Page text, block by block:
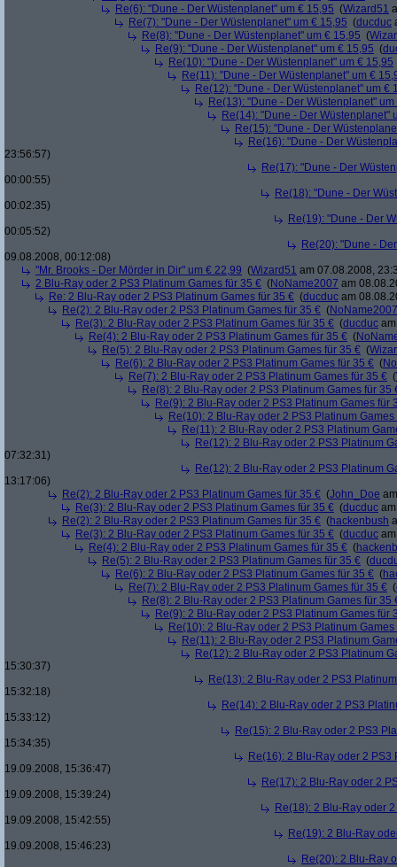
Re(6): "Dune - Der Wüstenplanet" um € 15,95 (Wizard51
Re(7): "Dune - Der Wüstenplanet" um € 15,95 (ducduc
Re(8): "Dune - Der Wüstenplanet" um € 15,95 (
Re(9): "Dune - Der Wüstenplanet" um € 15,95 (
Re(10): "Dune - Der Wüstenplanet" um € 15,95
Re(11): "Dune - Der Wüstenplanet" um €
Re(12): "Dune - Der Wüstenplanet" um €
Re(13): "Dune - Der Wüstenplanet"
Re(14): "Dune - Der Wüstenplanet"
Re(15): "Dune - Der
Re(16): "Dune - Der
23:56:57)
Re(17): "Dune - Der
00:00:55)
Re(18): "Dune - Der
00:02:35)
Re(19): "Dune - Der
00:05:52)
Re(20): "Dune -
09.08.2008, 00:12:08)
"Mr. Brooks - Der Mörder in Dir" um € 22,99 (Wizard51 am 07.08.2008,
2 Blu-Ray oder 2 PS3 Platinum Games für 35 € (NoName2007 am
Re: 2 Blu-Ray oder 2 PS3 Platinum Games für 35 € (ducduc am
Re(2): 2 Blu-Ray oder 2 PS3 Platinum Games für 35 € (NoName2007
Re(3): 2 Blu-Ray oder 2 PS3 Platinum Games für 35 € (ducduc
Re(4): 2 Blu-Ray oder 2 PS3 Platinum Games für 35 € (
Re(5): 2 Blu-Ray oder 2 PS3 Platinum Games für 35 € (
Re(6): 2 Blu-Ray oder 2 PS3 Platinum Games für 35 € (
Re(7): 2 Blu-Ray oder 2 PS3 Platinum Games für 35 € (
Re(8): 2 Blu-Ray oder 2 PS3 Platinum Games für 35
Re(9): 2 Blu-Ray oder 2 PS3 Platinum Games für
Re(10): 2 Blu-Ray oder 2 PS3 Platinum Games
Re(11): 2 Blu-Ray oder 2 PS3 Platinum
Re(12): 2 Blu-Ray oder 2 PS3 Platinum
07:32:31)
Re(12): 2 Blu-Ray oder 2 PS3 Platinum
13:17:06)
Re(2): 2 Blu-Ray oder 2 PS3 Platinum Games für 35 € (John_Doe
Re(3): 2 Blu-Ray oder 2 PS3 Platinum Games für 35 € (ducduc
Re(2): 2 Blu-Ray oder 2 PS3 Platinum Games für 35 € (hackenbush
Re(3): 2 Blu-Ray oder 2 PS3 Platinum Games für 35 € (ducduc
Re(4): 2 Blu-Ray oder 2 PS3 Platinum Games für 35 € (
Re(5): 2 Blu-Ray oder 2 PS3 Platinum Games für 35 € (
Re(6): 2 Blu-Ray oder 2 PS3 Platinum Games für 35 € (
Re(7): 2 Blu-Ray oder 2 PS3 Platinum Games für 35 € (
Re(8): 2 Blu-Ray oder 2 PS3 Platinum Games für 35
Re(9): 2 Blu-Ray oder 2 PS3 Platinum Games für
Re(10): 2 Blu-Ray oder 2 PS3 Platinum Games
Re(11): 2 Blu-Ray oder 2 PS3 Platinum
Re(12): 2 Blu-Ray oder 2 PS3 Platinum
15:30:37)
Re(13): 2 Blu-Ray oder 2 PS3
15:32:18)
Re(14): 2 Blu-Ray oder 2 PS3
15:33:12)
Re(15): 2 Blu-Ray oder 2 PS3
15:34:35)
Re(16): 2 Blu-Ray oder 2 PS3
19.09.2008, 15:36:47)
Re(17): 2 Blu-Ray oder 2
19.09.2008, 15:39:24)
Re(18): 2 Blu-Ray oder
19.09.2008, 15:42:55)
Re(19): 2 Blu-Ray
19.09.2008, 15:46:23)
Re(20): 2 Blu-Ray